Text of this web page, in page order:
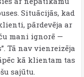
Situācijās, kad
pārdevēja ar
mani ignorē —
Tā nav vienreizēja
kā klientam tas
sajūtu.